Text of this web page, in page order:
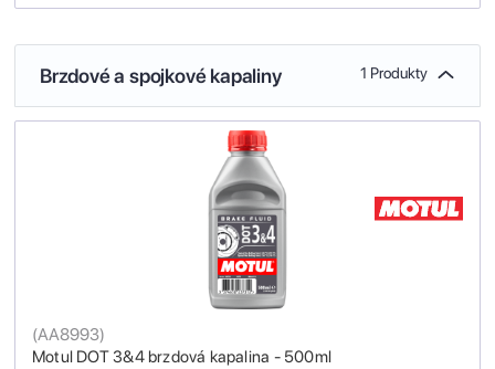
Brzdové a spojkové kapaliny 1 Produkty
Motul DOT 3&4 brzdová kapalina - 500ml
(AA8993)